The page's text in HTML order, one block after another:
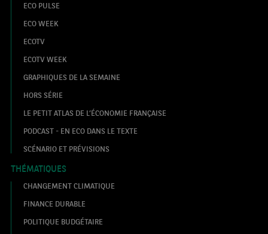
ECO PULSE
ECO WEEK
ECOTV
ECOTV WEEK
GRAPHIQUES DE LA SEMAINE
HORS SÉRIE
LE PETIT ATLAS DE L’ÉCONOMIE FRANÇAISE
PODCAST - EN ECO DANS LE TEXTE
SCÉNARIO ET PRÉVISIONS
THÉMATIQUES
CHANGEMENT CLIMATIQUE
FINANCE DURABLE
POLITIQUE BUDGÉTAIRE